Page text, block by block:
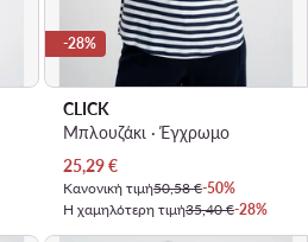
-28%
CLICK
Μπλουζάκι · Έγχρωμο
Τρέχουσα τιμή
25,29€
Κανονική τιμή50,58 €-50%
Η χαμηλότερη τιμή35,40 €-28%